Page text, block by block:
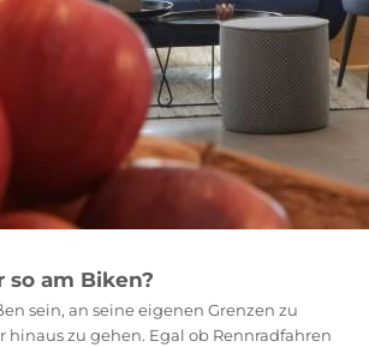
so am Biken?
sein, an seine eigenen Grenzen zu
hinaus zu gehen. Egal ob Rennradfahren